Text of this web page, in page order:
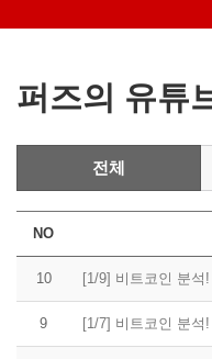
퍼즈의 유튜
전체
NO
10
9 [1/7] 비트코인 분